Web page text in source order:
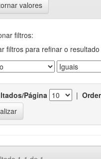
valores
filtros:
filtros para refinar o
Página |